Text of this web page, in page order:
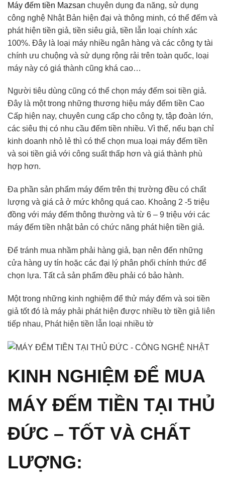
Máy đếm tiền Mazsan chuyên dụng đa năng, sử dụng
công nghệ Nhật Bản hiện đại và thông minh, có thể đếm và
phát hiện tiền giả, tiền siêu giả, tiền lẫn loại chính xác
100%. Đây là loại máy nhiều ngân hàng và các công ty tài
chính ưu chuộng và sử dụng rộng rải trên toàn quốc, loại
máy này có giá thành cũng khá cao…
Người tiêu dùng cũng có thể chọn máy đếm soi tiền giả.
Đây là một trong những thương hiệu máy đếm tiền Cao
Cấp hiện nay, chuyên cung cấp cho công ty, tập đoàn lớn,
các siêu thị có nhu cầu đếm tiền nhiều. Vì thế, nếu bạn chỉ
kinh doanh nhỏ lẻ thì có thể chọn mua loại máy đếm tiền
và soi tiền giả với công suất thấp hơn và giá thành phù
hợp hơn.
Đa phần sản phẩm máy đếm trên thị trường đều có chất
lượng và giá cả ở mức không quá cao. Khoảng 2 -5 triệu
đồng với máy đếm thông thường và từ 6 – 9 triệu với các
máy đếm tiền nhật bản có chức năng phát hiện tiền giả.
Để tránh mua nhầm phải hàng giả, bạn nên đến những
cửa hàng uy tín hoặc các đại lý phân phối chính thức để
chọn lựa. Tất cả sản phẩm đều phải có bảo hành.
Một trong những kinh nghiệm để thử máy đếm và soi tiền
giả tốt đó là máy phải phát hiện được nhiều tờ tiền giả liên
tiếp nhau, Phát hiện tiền lẫn loại nhiều tờ
KINH NGHIỆM ĐỂ MUA
MÁY ĐẾM TIỀN TẠI THỦ
ĐỨC – TỐT VÀ CHẤT
LƯỢNG: